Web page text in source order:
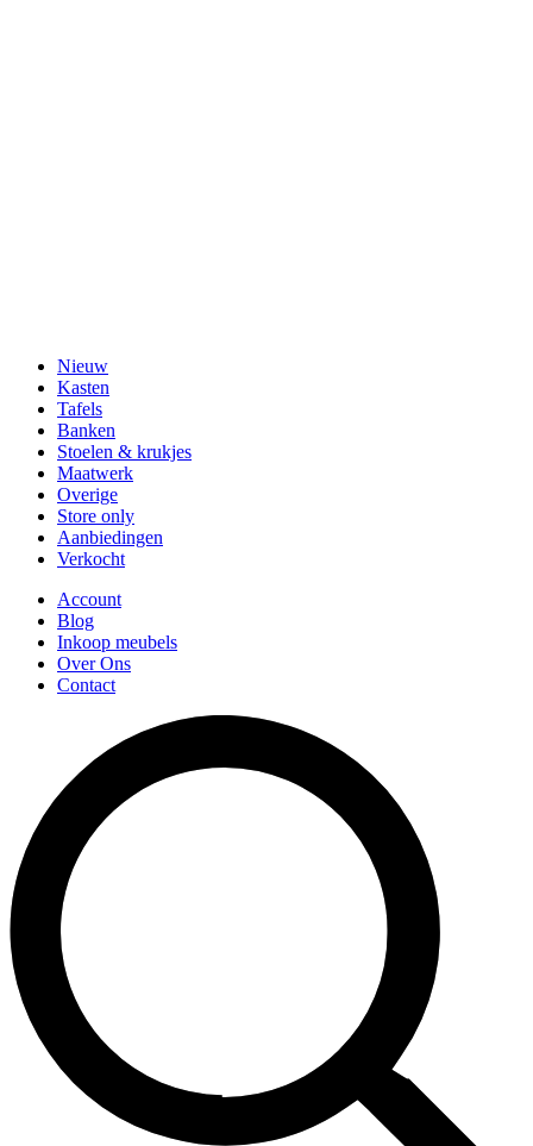
Nieuw
Kasten
Tafels
Banken
Stoelen & krukjes
Maatwerk
Overige
Store only
Aanbiedingen
Verkocht
Account
Blog
Inkoop meubels
Over Ons
Contact